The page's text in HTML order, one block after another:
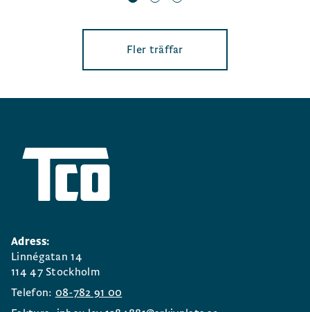
Fler träffar
Adress:
Linnégatan 14
114 47 Stockholm
Telefon: 08-782 91 00